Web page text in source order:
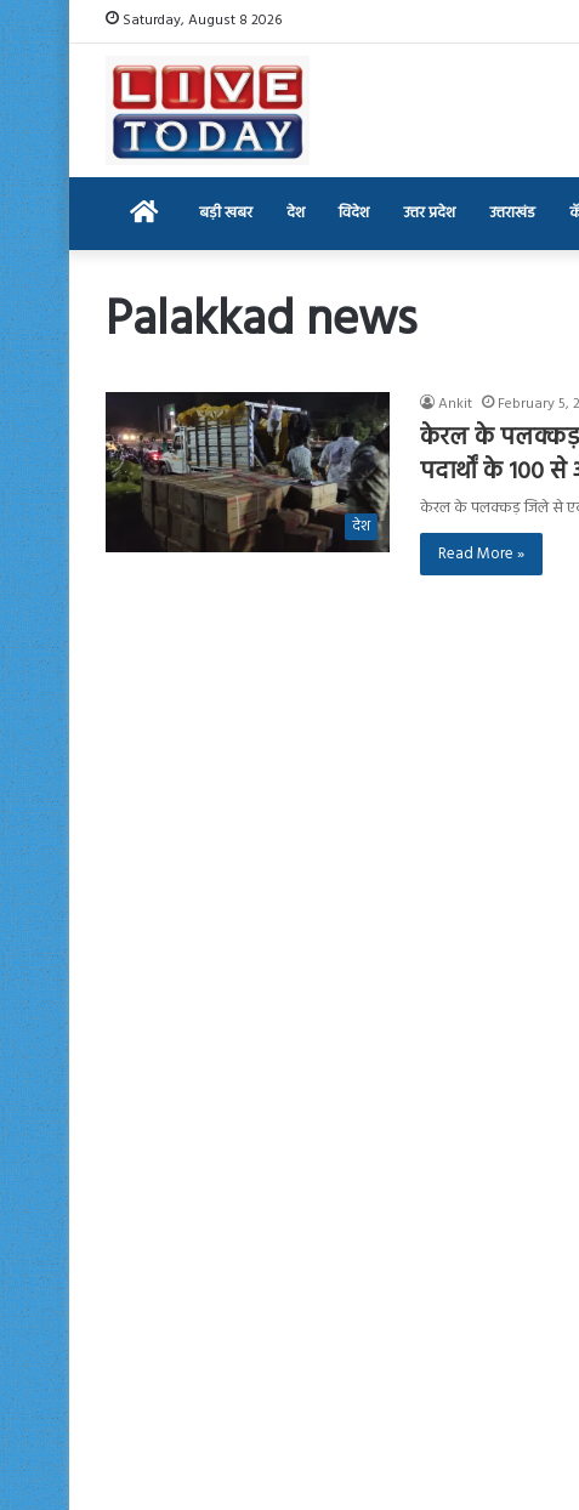
Saturday, August 8 2026
Home बड़ी खबर देश विदेश उत्तर प्रदेश उत्तराखंड
Palakkad news
देश
Ankit February 5,
केरल के पलक्कड़
पदार्थों के 100
केरल के पलक्कड़ जिले से
Read More »